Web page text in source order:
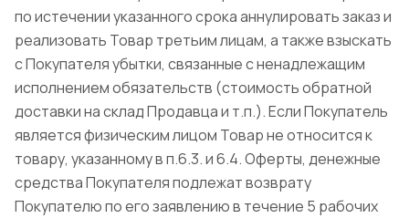
по истечении указанного срока аннулировать заказ и
реализовать Товар третьим лицам, а также взыскать
с Покупателя убытки, связанные с ненадлежащим
исполнением обязательств (стоимость обратной
доставки на склад Продавца и т.п.). Если Покупатель
является физическим лицом Товар не относится к
товару, указанному в п.6.3. и 6.4. Оферты, денежные
средства Покупателя подлежат возврату
Покупателю по его заявлению в течение 5 рабочих